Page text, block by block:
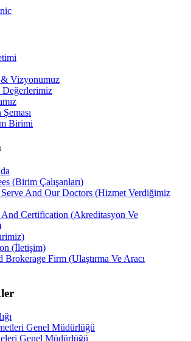
Vizyonumuz
Değerlerimiz
Birimi
(Birim Çalışanları)
Serve And Our Doctors (Hizmet Verdiğimiz
Certification (Akreditasyon Ve
(İletişim)
Brokerage Firm (Ulaştırma Ve Aracı
Genel Müdürlüğü
Genel Müdürlüğü